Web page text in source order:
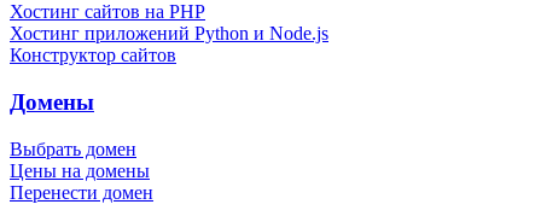
Хостинг сайтов на PHP
Хостинг приложений Python и Node.js
Конструктор сайтов
Домены
Выбрать домен
Цены на домены
Перенести домен